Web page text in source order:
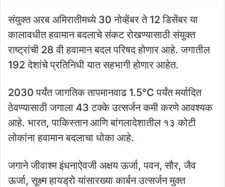
संयुक्त अरब अमिरातीमध्ये 30 नोव्हेंबर ते 12 डिसेंबर या
कालावधीत हवामान बदलाचे संकट रोखण्यासाठी संयुक्त
राष्ट्रांची 28 वी हवामान बदल परिषद होणार आहे. जगातील
192 देशांचे प्रतिनिधी यात सहभागी होणार आहेत.
2030 पर्यंत जागतिक तापमानवाढ 1.5°C पर्यंत मर्यादित
ठेवण्यासाठी जगाला 43 टक्के उत्सर्जन कमी करणे आवश्यक
आहे. भारत, पाकिस्तान आणि बांगलादेशातील १३ कोटी
लोकांना हवामान बदलाचा धोका आहे.
जगाने जीवाश्म इंधनाऐवजी अक्षय ऊर्जा, पवन, सौर, जैव
ऊर्जा, सूक्ष्म हायड्रो यांसारख्या कार्बन उत्सर्जन मुक्त